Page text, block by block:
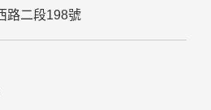
合作，基於公共利益為統計或學術
供者處理或蒐集者依其揭露方式
務條款或可能損害或妨礙網站與其
路二段198號